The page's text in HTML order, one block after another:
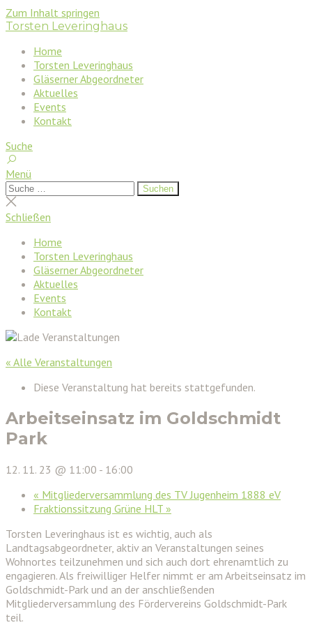
Zum Inhalt springen
Torsten Leveringhaus
Home
Torsten Leveringhaus
Gläserner Abgeordneter
Aktuelles
Events
Kontakt
Suche
Menü
Suchen
nach:
Suchen
Suche
schließen
Schließen
Home
Torsten Leveringhaus
Gläserner Abgeordneter
Aktuelles
Events
Kontakt
« Alle Veranstaltungen
Diese Veranstaltung hat bereits stattgefunden.
Arbeitseinsatz im Goldschmidt
Park
12. 11. 23 @ 11:00 - 16:00
« Mitgliederversammlung des TV Jugenheim 1888 eV
Fraktionssitzung Grüne HLT »
Torsten Leveringhaus ist es wichtig, auch als
Landtagsabgeordneter, aktiv an Veranstaltungen seines
Wohnortes teilzunehmen und sich auch dort ehrenamtlich zu
engagieren. Als freiwilliger Helfer nimmt er am Arbeitseinsatz im
Goldschmidt-Park und an der anschließenden
Mitgliederversammlung des Fördervereins Goldschmidt-Park
teil.